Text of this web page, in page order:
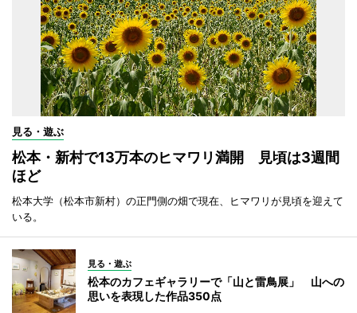
見る・遊ぶ
松本・新村で13万本のヒマワリ満開 見頃は3週間
ほど
松本大学（松本市新村）の正門側の畑で現在、ヒマワリが見頃を迎えて
いる。
見る・遊ぶ
松本のカフェギャラリーで「山と雷鳥展」 山への
思いを表現した作品350点